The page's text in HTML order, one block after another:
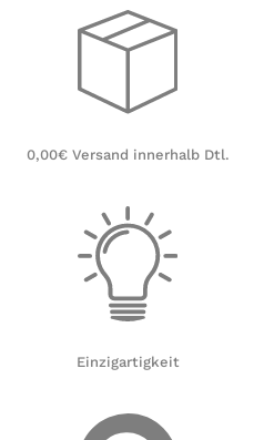
0,00€ Versand innerhalb Dtl.
Einzigartigkeit